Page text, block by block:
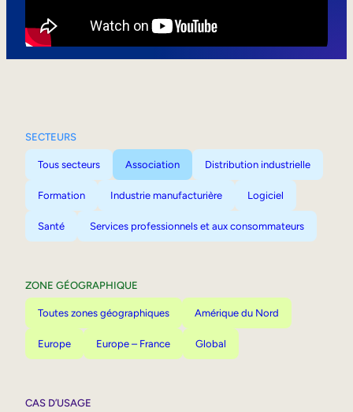
SECTEURS
Tous secteurs Association Distribution industrielle
Formation Industrie manufacturière Logiciel
Santé Services professionnels et aux consommateurs
ZONE GÉOGRAPHIQUE
Toutes zones géographiques Amérique du Nord
Europe Europe – France Global
CAS D’USAGE